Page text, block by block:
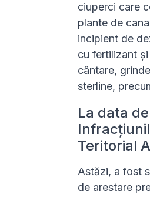
ciuperci care
plante de
incipient de
cu fertilizant
cântare,
sterline,
La data
Teritorial
Astăzi, a fost
de arestare